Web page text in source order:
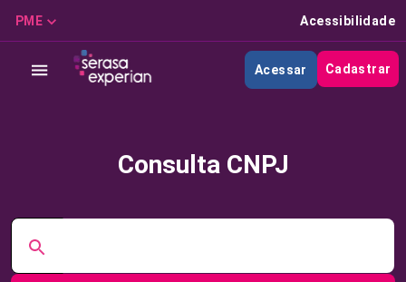
PME Acessibilidade
Acessar Cadastrar
Consulta CNPJ